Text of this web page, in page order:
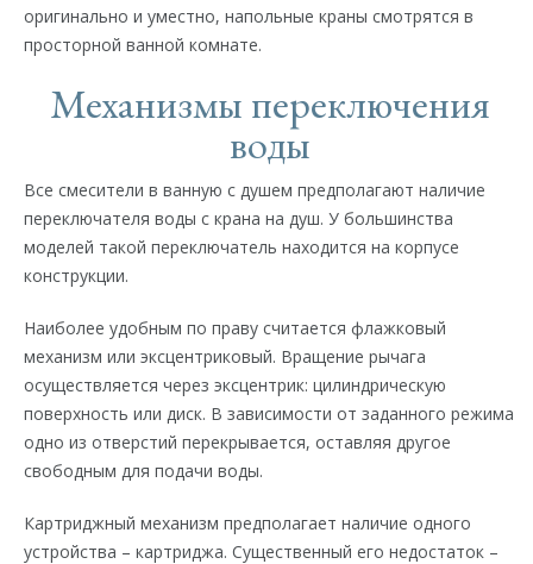
оригинально и уместно, напольные краны смотрятся в
просторной ванной комнате.
Механизмы переключения
воды
Все смесители в ванную с душем предполагают наличие
переключателя воды с крана на душ. У большинства
моделей такой переключатель находится на корпусе
конструкции.
Наиболее удобным по праву считается флажковый
механизм или эксцентриковый. Вращение рычага
осуществляется через эксцентрик: цилиндрическую
поверхность или диск. В зависимости от заданного режима
одно из отверстий перекрывается, оставляя другое
свободным для подачи воды.
Картриджный механизм предполагает наличие одного
устройства – картриджа. Существенный его недостаток –